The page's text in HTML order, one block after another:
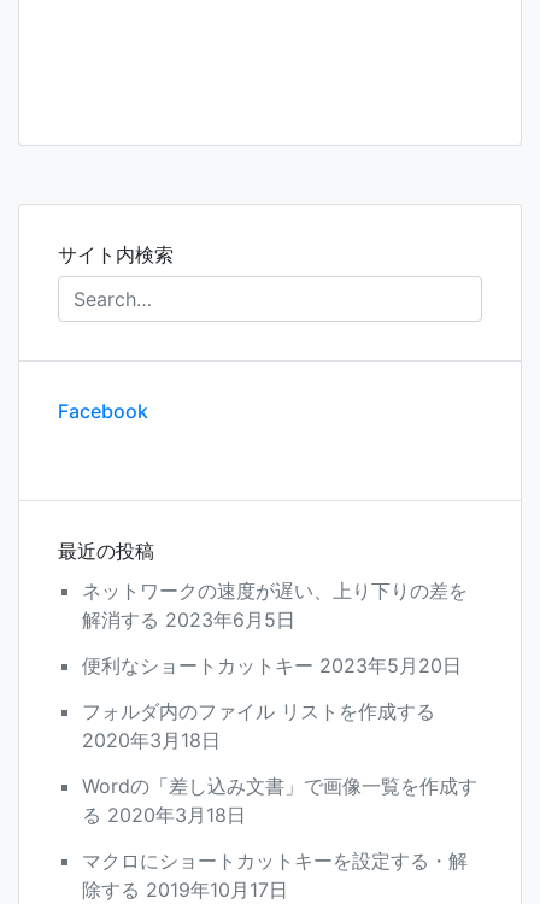
サイト内検索
Facebook
最近の投稿
ネットワークの速度が遅い、上り下りの差を
解消する 2023年6月5日
便利なショートカットキー 2023年5月20日
フォルダ内のファイル リストを作成する
2020年3月18日
Wordの「差し込み文書」で画像一覧を作成す
る 2020年3月18日
マクロにショートカットキーを設定する・解
除する 2019年10月17日